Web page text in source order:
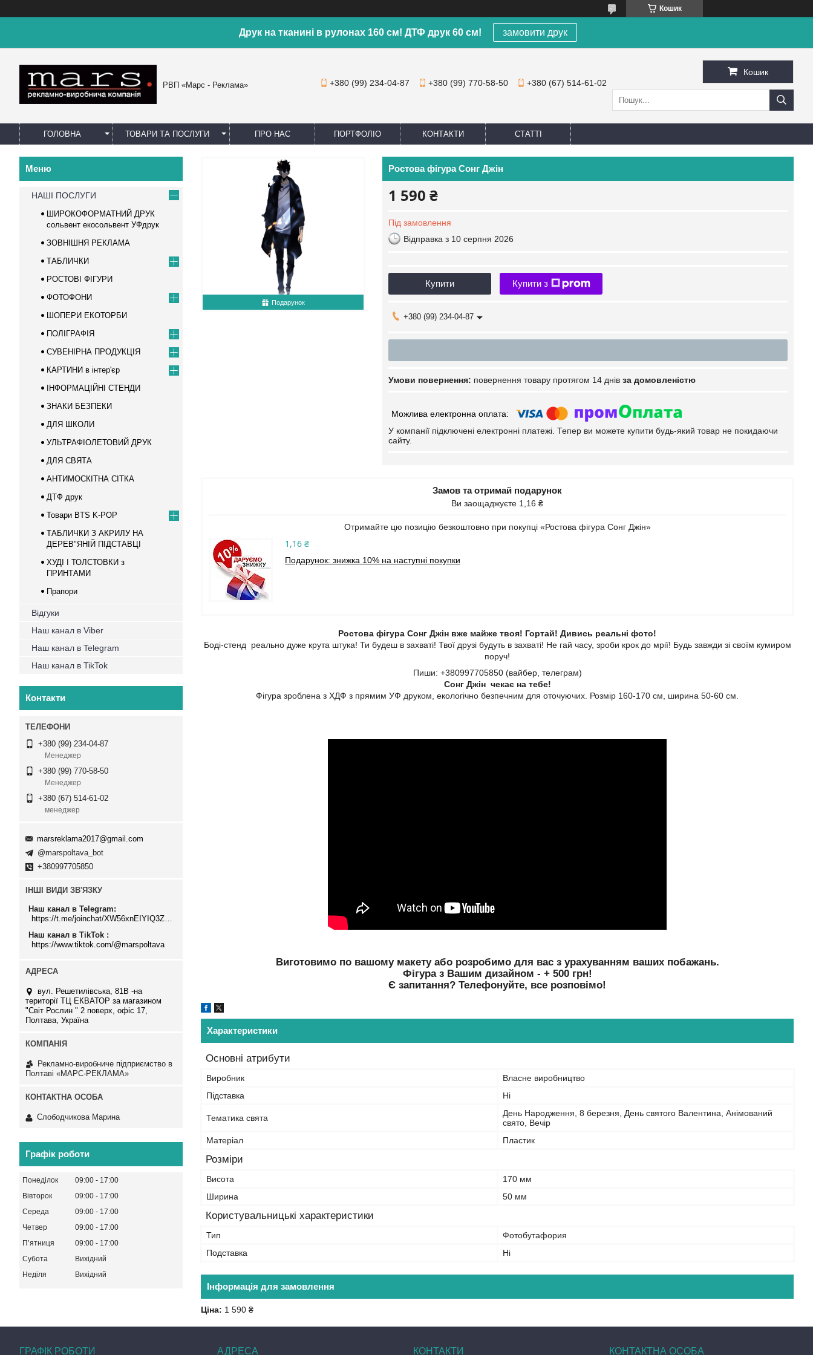
Кошик
Друк на тканині в рулонах 160 см! ДТФ друк 60 см! замовити друк
РВП «Марс - Реклама» +380 (99) 234-04-87 +380 (99) 770-58-50 +380 (67) 514-61-02
Кошик
ГОЛОВНА ТОВАРИ ТА ПОСЛУГИ ПРО НАС ПОРТФОЛІО КОНТАКТИ СТАТТІ
Подарунок
Ростова фігура Сонг Джін
1 590 ₴
Під замовлення
Відправка з 10 серпня 2026
Купити Купити з
+380 (99) 234-04-87
повернення товару протягом 14 днів за домовленістю
У компанії підключені електронні платежі. Тепер ви можете купити будь-який товар не покидаючи
сайту.
Замов та отримай подарунок
Ви заощаджуєте 1,16 ₴
Отримайте цю позицію безкоштовно при покупці «Ростова фігура Сонг Джін»
1,16 ₴
Подарунок: знижка 10% на наступні покупки
Ростова фігура Сонг Джін вже майже твоя! Гортай! Дивись реальні фото!
Боді-стенд реально дуже крута штука! Ти будеш в захваті! Твої друзі будуть в захваті! Не гай часу, зроби крок до мрії! Будь завжди зі своїм кумиром
поруч!
Пиши: +380997705850 (вайбер, телеграм)
Сонг Джін чекає на тебе!
Фігура зроблена з ХДФ з прямим УФ друком, екологічно безпечним для оточуючих. Розмір 160-170 см, ширина 50-60 см.
Виготовимо по вашому макету або розробимо для вас з урахуванням ваших побажань.
Фігура з Вашим дизайном - + 500 грн!
Є запитання? Телефонуйте, все розповімо!
Характеристики
Основні атрибути
Виробник
Власне виробництво
Підставка
Ні
Тематика свята
День Народження, 8 березня, День святого Валентина, Анімований
свято, Вечір
Матеріал
Пластик
Розміри
Висота
170 мм
Ширина
50 мм
Користувальницькі характеристики
Тип
Фотобутафория
Подставка
Ні
Інформація для замовлення
Ціна: 1 590 ₴
НАШІ ПОСЛУГИ
ШИРОКОФОРМАТНИЙ ДРУК
сольвент екосольвент УФдрук
ЗОВНІШНЯ РЕКЛАМА
ТАБЛИЧКИ
РОСТОВІ ФІГУРИ
ФОТОФОНИ
ШОПЕРИ ЕКОТОРБИ
ПОЛІГРАФІЯ
СУВЕНІРНА ПРОДУКЦІЯ
КАРТИНИ в інтер'єр
ІНФОРМАЦІЙНІ СТЕНДИ
ЗНАКИ БЕЗПЕКИ
ДЛЯ ШКОЛИ
УЛЬТРАФІОЛЕТОВИЙ ДРУК
ДЛЯ СВЯТА
АНТИМОСКІТНА СІТКА
ДТФ друк
Товари BTS K-POP
ТАБЛИЧКИ З АКРИЛУ НА
ДЕРЕВ"ЯНІЙ ПІДСТАВЦІ
ХУДІ І ТОЛСТОВКИ з
ПРИНТАМИ
Прапори
Відгуки
Наш канал в Viber
Наш канал в Telegram
Наш канал в TikTok
Контакти
+380 (99) 234-04-87
Менеджер
+380 (99) 770-58-50
Менеджер
+380 (67) 514-61-02
менеджер
marsreklama2017@gmail.com
@marspoltava_bot
+380997705850
ІНШІ ВИДИ ЗВ'ЯЗКУ
Наш канал в Telegram
https://t.me/joinchat/XW56xnEIYIQ3ZTJi
Наш канал в TikTok
https://www.tiktok.com/@marspoltava
вул. Решетилівська, 81В -на
території ТЦ ЕКВАТОР за магазином
"Світ Рослин " 2 поверх, офіс 17,
Полтава, Україна
Рекламно-виробниче підприємство в
Полтаві «МАРС-РЕКЛАМА»
Слободчикова Марина
Графік роботи
Понеділок 09:00
17:00
Вівторок
09:00
17:00
Середа
09:00
17:00
Четвер
09:00
17:00
Пʼятниця
09:00
17:00
Субота
Вихідний
Неділя
Вихідний
ГРАФІК РОБОТИ